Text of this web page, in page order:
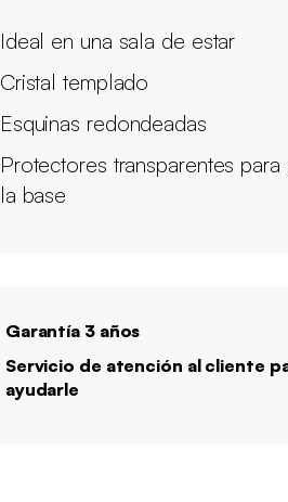
Ideal en una sala de estar
Cristal templado
Esquinas redondeadas
Protectores transparentes
la base
Garantía 3 años
Servicio de atención al cliente
ayudarle